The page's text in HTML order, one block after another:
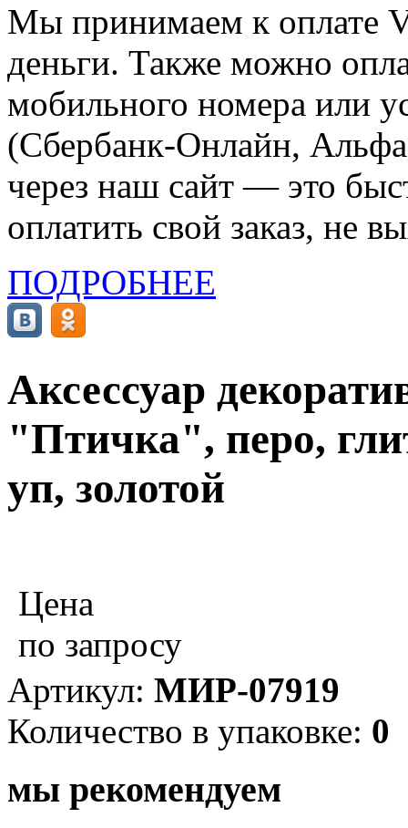
Мы принимаем к оплате
деньги. Также можно
мобильного номера или
(Сбербанк-Онлайн,
через наш сайт — это
оплатить свой заказ, не
ПОДРОБНЕЕ
Аксессуар
"Птичка", перо,
уп, золотой
Цена
по запросу
Артикул: МИР-07919
Количество в упаковке: 0
мы рекомендуем